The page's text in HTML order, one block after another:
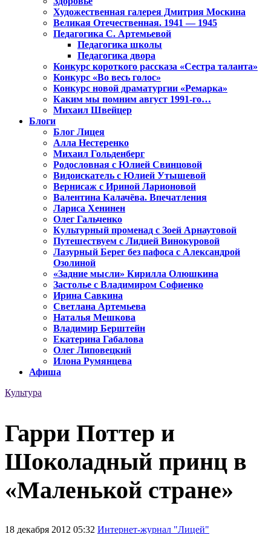
Художественная галерея Дмитрия Москина
Великая Отечественная. 1941 — 1945
Педагогика С. Артемьевой
Педагогика школы
Педагогика двора
Конкурс короткого рассказа «Сестра таланта»
Конкурс «Во весь голос»
Конкурс новой драматургии «Ремарка»
Каким мы помним август 1991-го…
Михаил Швейцер
Блоги
Блог Лицея
Алла Нестеренко
Михаил Гольденберг
Родословная с Юлией Свинцовой
Видоискатель с Юлией Утышевой
Вернисаж с Ириной Ларионовой
Валентина Калачёва. Впечатления
Лариса Хенинен
Олег Гальченко
Культурный променад с Зоей Арнаутовой
Путешествуем с Лидией Винокуровой
Лазурный Берег без пафоса с Александрой
Озолиной
«Задние мысли» Кирилла Олюшкина
Застолье с Владимиром Софиенко
Ирина Савкина
Светлана Артемьева
Наталья Мешкова
Владимир Берштейн
Екатерина Габалова
Олег Липовецкий
Илона Румянцева
Афиша
Культура
Гарри Поттер и
Шоколадный принц в
«Маленькой стране»
18 декабря 2012 05:32 Интернет-журнал "Лицей"